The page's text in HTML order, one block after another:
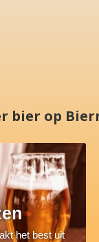
bier op
het best uit